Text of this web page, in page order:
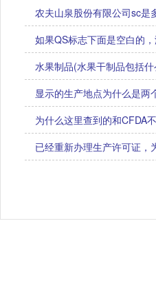
农夫山泉股份有限公司sc是
如果QS标志下面是空白的
水果制品(水果干制品包括什
显示的生产地点为什么是两
为什么这里查到的和CFDA
已经重新办理生产许可证，